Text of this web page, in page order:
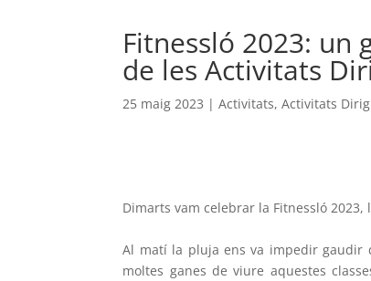
Fitnessló 2023: un
de les Activitats
25 maig 2023 |Activitats,Activitats
Dimarts vam celebrar la Fitnessló
Al matí la pluja ens va impedir gaudir
moltes ganes de viure aquestes